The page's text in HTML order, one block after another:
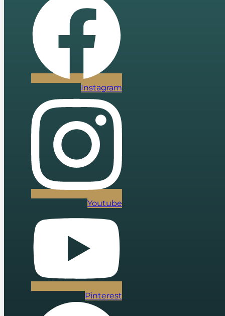
Instagram
Youtube
Pinterest